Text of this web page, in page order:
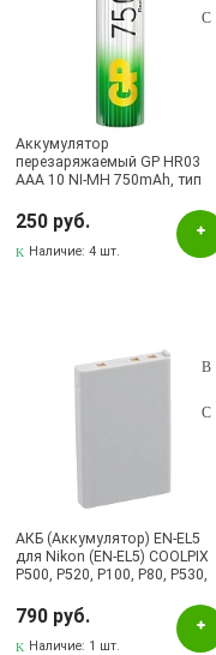
Аккумулятор
перезаряжаемый GP HR03
AAA 10 NI-MH 750mAh, тип
250 руб.
Наличие:4 шт.
АКБ (Аккумулятор) EN-EL5
для Nikon (EN-EL5) COOLPIX
P500, P520, P100, P80, P530,
790 руб.
Наличие: 1 шт.